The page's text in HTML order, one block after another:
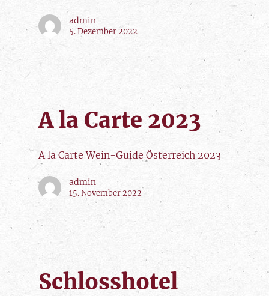
admin
5. Dezember 2022
A la Carte 2023
A la Carte Wein-Guide Österreich 2023
admin
15. November 2022
Schlosshotel